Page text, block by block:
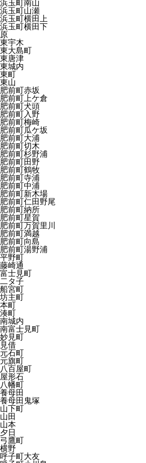
浜玉町南山
浜玉町山瀬
浜玉町横田上
浜玉町横田下
原
東宇木
東大島町
東唐津
東城内
東町
東山
肥前町赤坂
肥前町上ケ倉
肥前町犬頭
肥前町入野
肥前町梅崎
肥前町瓜ケ坂
肥前町大浦
肥前町切木
肥前町杉野浦
肥前町田野
肥前町鶴牧
肥前町寺浦
肥前町中浦
肥前町新木場
肥前町仁田野尾
肥前町納所
肥前町星賀
肥前町万賀里川
肥前町満越
肥前町向島
肥前町湯野浦
平野町
藤崎通
富士見町
二タ子
船宮町
坊主町
本町
湊町
南城内
南富士見町
妙見町
見借
元石町
元旗町
八百屋町
屋形石
八幡町
養母田
養母田鬼塚
山下町
山田
山本
夕日
弓鷹町
横野
呼子町大友